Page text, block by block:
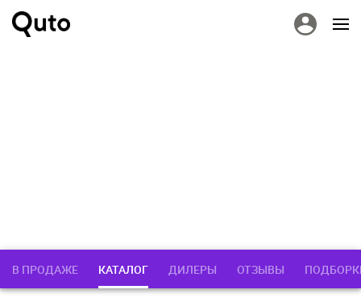
В ПРОДАЖЕ КАТАЛОГ ДИЛЕРЫ ОТЗЫВЫ